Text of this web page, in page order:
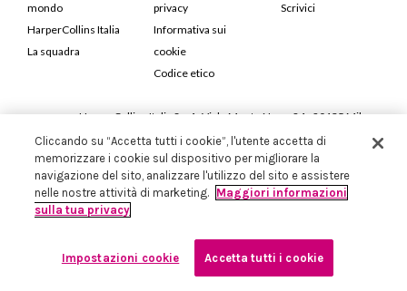
mondo
HarperCollins Italia
La squadra
privacy
Informativa sui
cookie
Codice etico
Scrivici
HarperCollins Italia S.p.A. Viale Monte Nero, 84 - 20135 Milano
Cod. Fiscale e P.IVA 05946780151 - Capitale Sociale 258.250 €
Iscritta in Milano al Registro delle imprese nr.198004 e REA nr.1051898
Cliccando su “Accetta tutti i cookie”, l'utente accetta di
memorizzare i cookie sul dispositivo per migliorare la
navigazione del sito, analizzare l'utilizzo del sito e assistere
nelle nostre attività di marketing. Maggiori informazioni
sulla tua privacy
Impostazioni cookie Accetta tutti i cookie